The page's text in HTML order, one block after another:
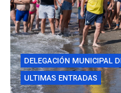
DELEGACIÓN MUNICIPAL
ULTIMAS ENTRADAS